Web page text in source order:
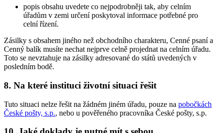
popis obsahu uvedete co nejpodrobněji tak, aby celním
úřadům v zemi určení poskytoval informace potřebné pro
celní řízení.
Zásilky s obsahem jiného než obchodního charakteru, Cenné psaní a
Cenný balík musíte nechat nejprve celně projednat na celním úřadu.
Toto se nevztahuje na zásilky adresované do států uvedených v
posledním bodě.
8. Na které instituci životní situaci řešit
Tuto situaci nelze řešit na žádném jiném úřadu, pouze na pobočkách
České pošty, s.p., nebo u pověřeného pracovníka České pošty, s.p.